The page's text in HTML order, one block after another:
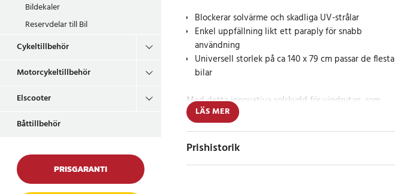
Bildekaler
Reservdelar till Bil
Cykeltillbehör
Motorcykeltillbehör
Elscooter
Båttillbehör
PRISGARANTI
Blockerar solvärme och skadliga UV-strålar
Enkel uppfällning likt ett paraply för snabb
användning
Universell storlek på ca 140 x 79 cm passar de flesta
bilar
Med detta innovativa solskydd för vindrutan, som
enkelt fälls upp som ett paraply, skyddar du inte bara
bilens interiör från UV-strålar utan bidrar även till en
svalare bil under varma dagar. Solskyddet är designat
för att reflektera bort solstrålarna effektivt och
skyddar instrumentpanelen från blekning och skador
LÄS MER
Prishistorik